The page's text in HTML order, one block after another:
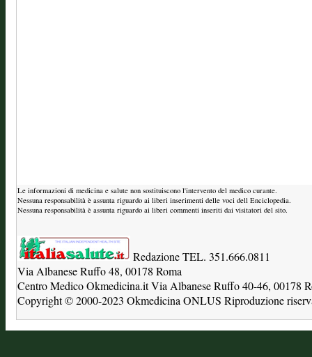
Le informazioni di medicina e salute non sostituiscono l'intervento del medico curante.
Nessuna responsabilità è assunta riguardo ai liberi inserimenti delle voci dell Enciclopedia.
Nessuna responsabilità è assunta riguardo ai liberi commenti inseriti dai visitatori del sito.
Redazione TEL. 351.666.0811
Via Albanese Ruffo 48, 00178 Roma
Centro Medico Okmedicina.it Via Albanese Ruffo 40-46, 00178
Copyright © 2000-2023 Okmedicina ONLUS Riproduzione